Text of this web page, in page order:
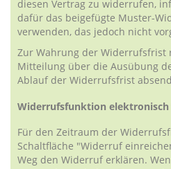
diesen Vertrag zu widerrufen,
dafür das beigefügte Muster-
verwenden, das jedoch nicht
Zur Wahrung der Widerrufsfrist
Mitteilung über die Ausübung
Ablauf der Widerrufsfrist
Widerrufsfunktion
Für den Zeitraum der
Schaltfläche "Widerruf
Weg den Widerruf erklären.